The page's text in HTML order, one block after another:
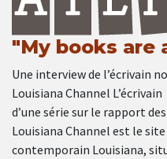
"My books are
Une interview de l’écrivain
Louisiana Channel
d’une série sur le rapport
Louisiana Channel est le site
contemporain Louisiana,